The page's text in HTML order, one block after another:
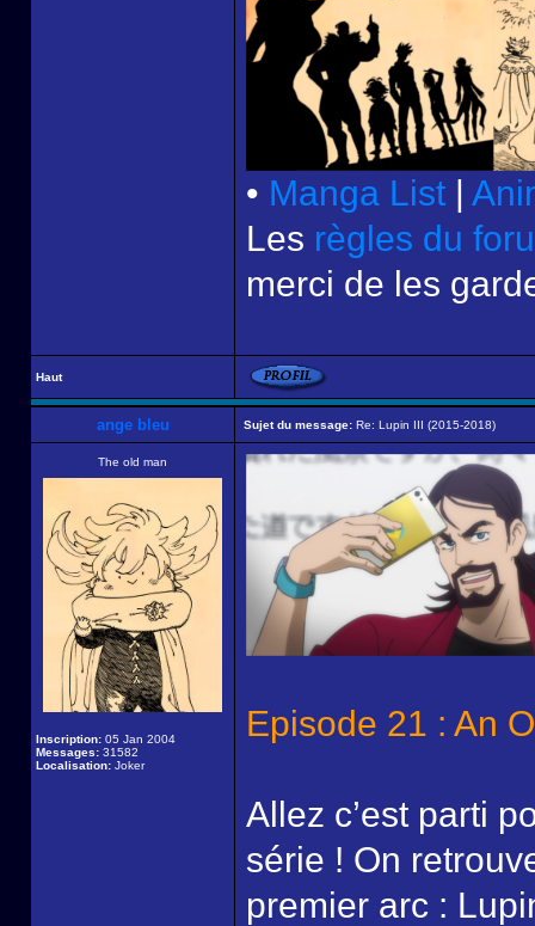
• Manga List |
Les règles du
merci de les
Haut
ange bleu Sujet du message: Re: Lupin III (2015-2018)
The old man
Inscription: 05 Jan 2004
Messages: 31582
Localisation: Joker
Episode 21 : An
Allez c’est parti
série ! On
premier arc :